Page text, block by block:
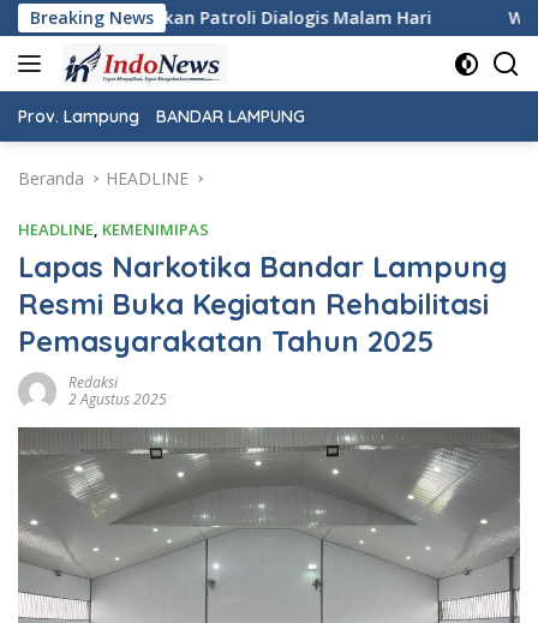
Langsung
ke
konten
Breaking News
Malam Hari Wujudkan Rasa Aman dan Damai,
Prov. Lampung BANDAR LAMPUNG
Beranda HEADLINE
HEADLINE, KEMENIMIPAS
Lapas Narkotika Bandar Lampung
Resmi Buka Kegiatan Rehabilitasi
Pemasyarakatan Tahun 2025
Redaksi
2 Agustus 2025